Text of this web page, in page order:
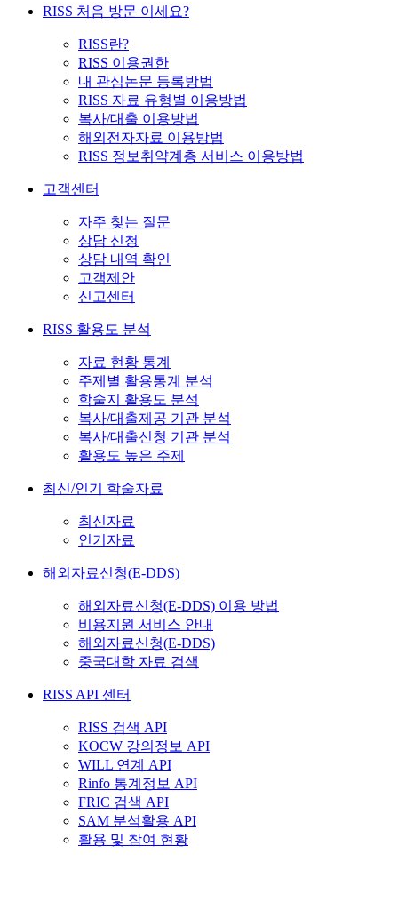
RISS 처음 방문 이세요?
RISS란?
RISS 이용권한
내 관심논문 등록방법
RISS 자료 유형별 이용방법
복사/대출 이용방법
해외전자자료 이용방법
RISS 정보취약계층 서비스 이용방법
고객센터
자주 찾는 질문
상담 신청
상담 내역 확인
고객제안
신고센터
RISS 활용도 분석
자료 현황 통계
주제별 활용통계 분석
학술지 활용도 분석
복사/대출제공 기관 분석
복사/대출신청 기관 분석
활용도 높은 주제
최신/인기 학술자료
최신자료
인기자료
해외자료신청(E-DDS)
해외자료신청(E-DDS) 이용 방법
비용지원 서비스 안내
해외자료신청(E-DDS)
중국대학 자료 검색
RISS API 센터
RISS 검색 API
KOCW 강의정보 API
WILL 연계 API
Rinfo 통계정보 API
FRIC 검색 API
SAM 분석활용 API
활용 및 참여 현황